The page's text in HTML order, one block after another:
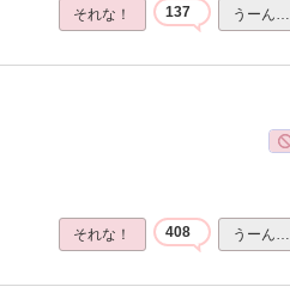
それな！ 137 うーん…
それな！ 408 うーん…